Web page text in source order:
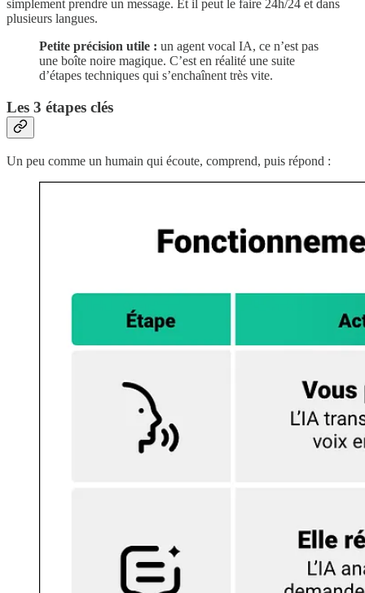
simplement prendre un message. Et il peut le faire 24h/24 et dans
plusieurs langues.
Petite précision utile : un agent vocal IA, ce n’est pas
une boîte noire magique. C’est en réalité une suite
d’étapes techniques qui s’enchaînent très vite.
Les 3 étapes clés
Un peu comme un humain qui écoute, comprend, puis répond :